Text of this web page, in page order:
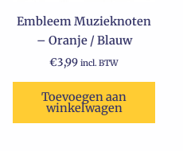
Embleem Muzieknoten
– Oranje / Blauw
€3,99 incl. BTW
Toevoegen aan
winkelwagen